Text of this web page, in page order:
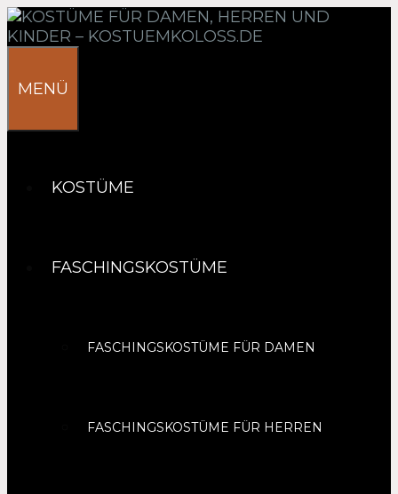
Springe
zum
MENÜ
KOSTÜME
FASCHINGSKOSTÜME
FASCHINGSKOSTÜME FÜR DAMEN
FASCHINGSKOSTÜME FÜR HERREN